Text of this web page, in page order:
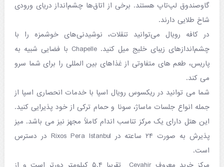
گاوصندوق لپ‌تاپ هستند. برخی از اتاق‌ها چشم‌انداز دریای ورودی
شاخ طلایی دارند.
در کافه رویال می‌توانید تنقلات، نوشیدنی‌های خوشمزه را با
چشم‌اندازهای زیبای خلیج میل کنید. Chapelle با فضایی شبیه به
پاریس، طعم های متفاوتی از غذاهای بین المللی را برای شما سرو
می کند.
شما می توانید در ریکسوس رویال اسپا با خدمات انحصاری اسپا از
جمله انواع جلسات ماساژ، سونا و حمام ترکی از خود پذیرایی کنید.
این هتل دارای یک مرکز تناسب اندام کاملاً مجهز نیز می باشد. میز
پذیرش به صورت ۲۴ ساعته در Rixos Pera Istanbul در دسترس
است.